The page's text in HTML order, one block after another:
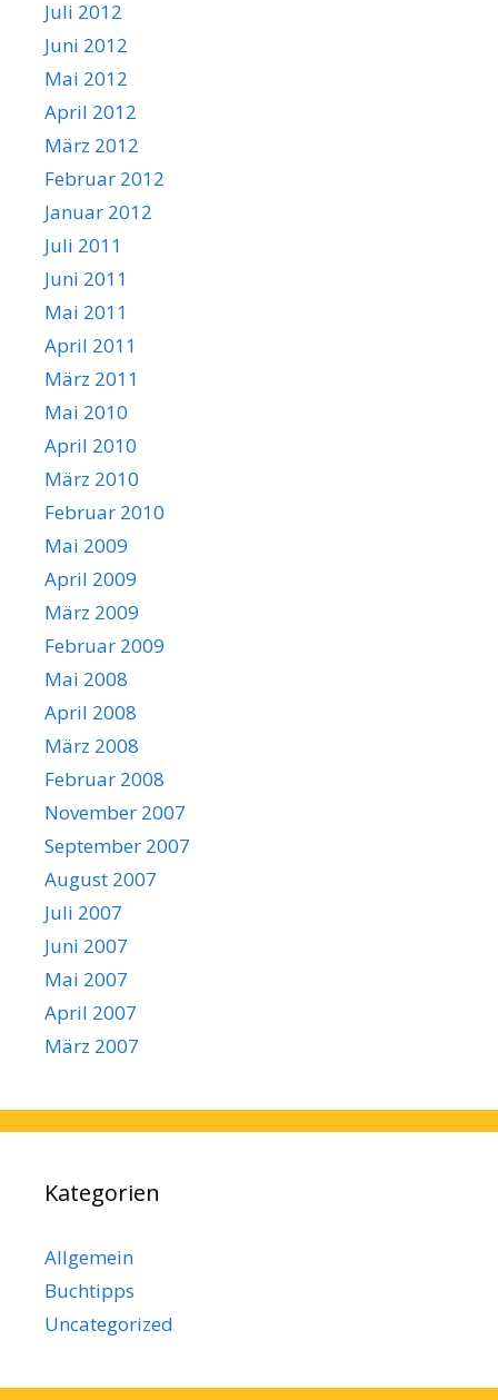
Juli 2012
Juni 2012
Mai 2012
April 2012
März 2012
Februar 2012
Januar 2012
Juli 2011
Juni 2011
Mai 2011
April 2011
März 2011
Mai 2010
April 2010
März 2010
Februar 2010
Mai 2009
April 2009
März 2009
Februar 2009
Mai 2008
April 2008
März 2008
Februar 2008
November 2007
September 2007
August 2007
Juli 2007
Juni 2007
Mai 2007
April 2007
März 2007
Kategorien
Allgemein
Buchtipps
Uncategorized